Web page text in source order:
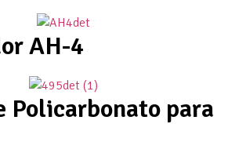
AH-4
Policarbonato para